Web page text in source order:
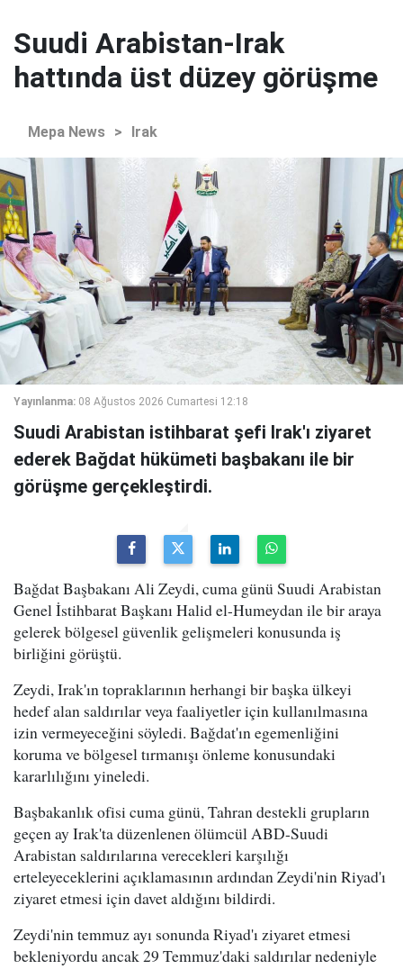
Suudi Arabistan-Irak
hattında üst düzey görüşme
Mepa News > Irak
Yayınlanma: 08 Ağustos 2026 Cumartesi 12:18
Suudi Arabistan istihbarat şefi Irak'ı ziyaret
ederek Bağdat hükümeti başbakanı ile bir
görüşme gerçekleştirdi.
Bağdat Başbakanı Ali Zeydi, cuma günü Suudi Arabistan
Genel İstihbarat Başkanı Halid el-Humeydan ile bir araya
gelerek bölgesel güvenlik gelişmeleri konusunda iş
birliğini görüştü.
Zeydi, Irak'ın topraklarının herhangi bir başka ülkeyi
hedef alan saldırılar veya faaliyetler için kullanılmasına
izin vermeyeceğini söyledi. Bağdat'ın egemenliğini
koruma ve bölgesel tırmanışı önleme konusundaki
kararlılığını yineledi.
Başbakanlık ofisi cuma günü, Tahran destekli grupların
geçen ay Irak'ta düzenlenen ölümcül ABD-Suudi
Arabistan saldırılarına verecekleri karşılığı
erteleyeceklerini açıklamasının ardından Zeydi'nin Riyad'ı
ziyaret etmesi için davet aldığını bildirdi.
Zeydi'nin temmuz ayı sonunda Riyad'ı ziyaret etmesi
bekleniyordu ancak 29 Temmuz'daki saldırılar nedeniyle